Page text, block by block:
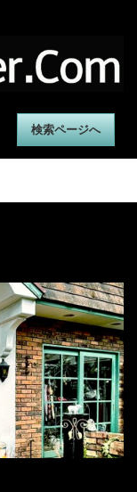
検索ページへ